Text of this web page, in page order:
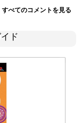
べてのコメントを見る
ド